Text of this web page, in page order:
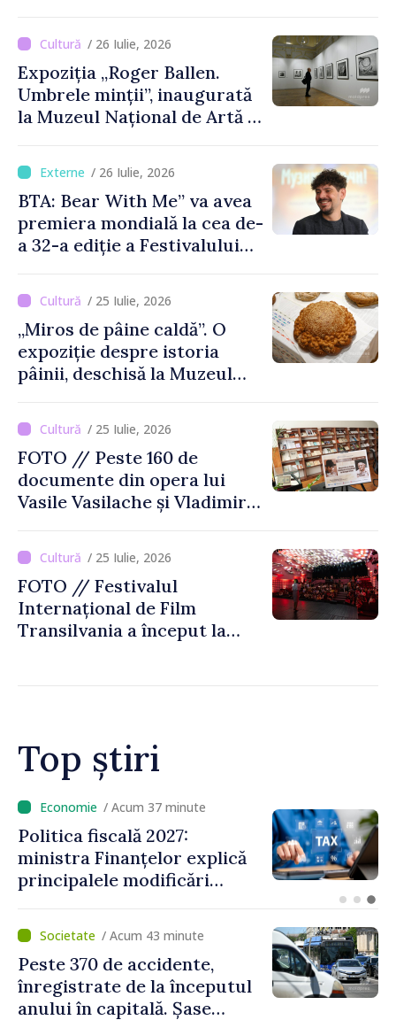
/ 26 Iulie, 2026
Expoziția „Roger Ballen.
Umbrele minții”, inaugurată
la Muzeul Național de Artă al
/ 26 Iulie, 2026
BTA: Bear With Me” va avea
premiera mondială la cea de-
a 32-a ediție a Festivalului
august
/ 25 Iulie, 2026
„Miros de pâine caldă”. O
expoziție despre istoria
pâinii, deschisă la Muzeul
Moldovei
/ 25 Iulie, 2026
FOTO // Peste 160 de
documente din opera lui
Vasile Vasilache și Vladimir
Biblioteca Națională
/ 25 Iulie, 2026
FOTO // Festivalul
Internațional de Film
Transilvania a început la
Top știri
/ Acum 14 minute
VIDEO // Moldelectrica:
consumatorii finali nu au
fost afectați în urma
Dnestrovsk. Lucrările de
reparație vor fi efectuate în
regim prioritar
/ Acum 43 minute
Peste 370 de accidente,
înregistrate de la începutul
anului în capitală. Șase